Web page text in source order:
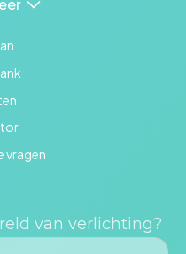
vragen
van verlichting?